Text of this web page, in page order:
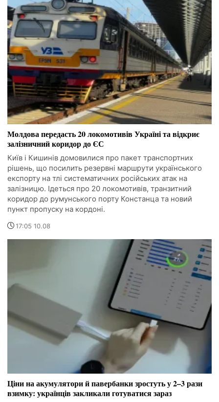
Молдова передасть 20 локомотивів Україні та відкриє
залізничний коридор до ЄС
Київ і Кишинів домовилися про пакет транспортних
рішень, що посилить резервні маршрути українського
експорту на тлі систематичних російських атак на
залізницю. Ідеться про 20 локомотивів, транзитний
коридор до румунського порту Констанца та новий
пункт пропуску на кордоні.
17:05 10.08
Ціни на акумулятори й павербанки зростуть у 2–3 рази
взимку: українців закликали готуватися зараз